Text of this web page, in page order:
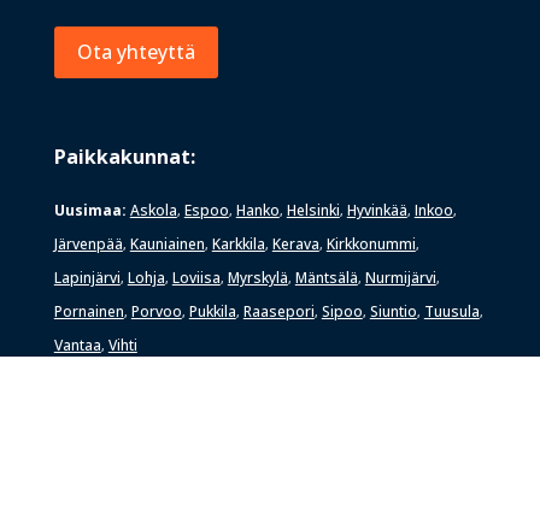
Ota yhteyttä
Paikkakunnat:
Uusimaa: Askola, Espoo, Hanko, Helsinki, Hyvinkää, Inkoo,
Järvenpää, Kauniainen, Karkkila, Kerava, Kirkkonummi,
Lapinjärvi, Lohja, Loviisa, Myrskylä, Mäntsälä, Nurmijärvi,
Pornainen, Porvoo, Pukkila, Raasepori, Sipoo, Siuntio, Tuusula,
Vantaa, Vihti